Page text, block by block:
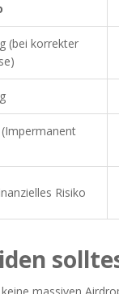
(bei korrekter
Risiko